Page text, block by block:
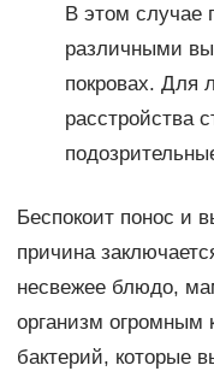
В этом случае
различными
покровах. Для
расстройства
Беспокоит понос и
причина
несвежее блюдо,
организм огромным
бактерий, которые